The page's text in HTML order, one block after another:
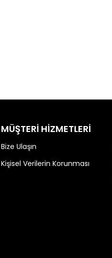
MÜŞTERİ HİZMETLERİ
Bize Ulaşın
Kişisel Verilerin Korunması